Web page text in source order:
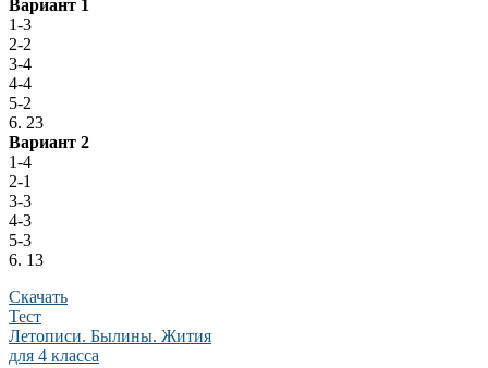
Вариант 1
1-3
2-2
3-4
4-4
5-2
6. 23
Вариант 2
1-4
2-1
3-3
4-3
5-3
6. 13
Скачать
Тест
Летописи. Былины. Жития
для 4 класса